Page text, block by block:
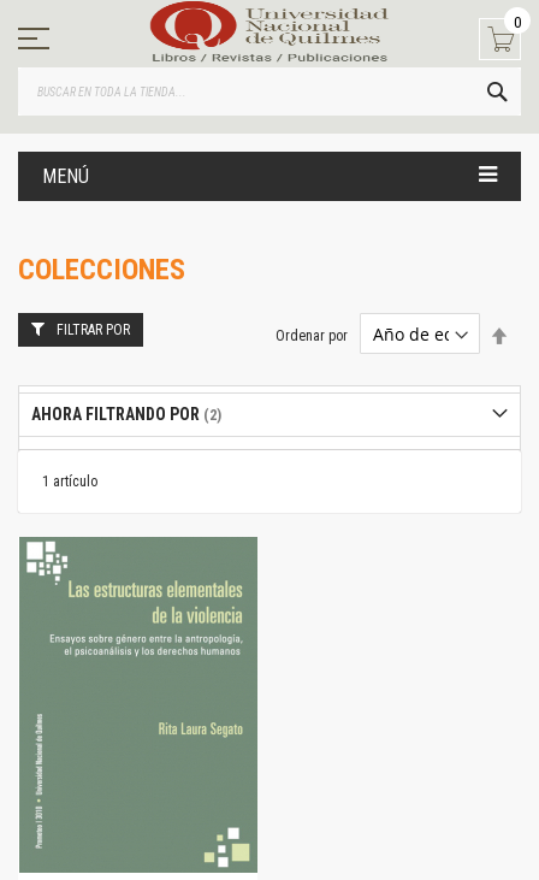
contenido
0
MENÚ
COLECCIONES
1 artículo
Ordenar por
FILTRAR POR
AHORA FILTRANDO POR